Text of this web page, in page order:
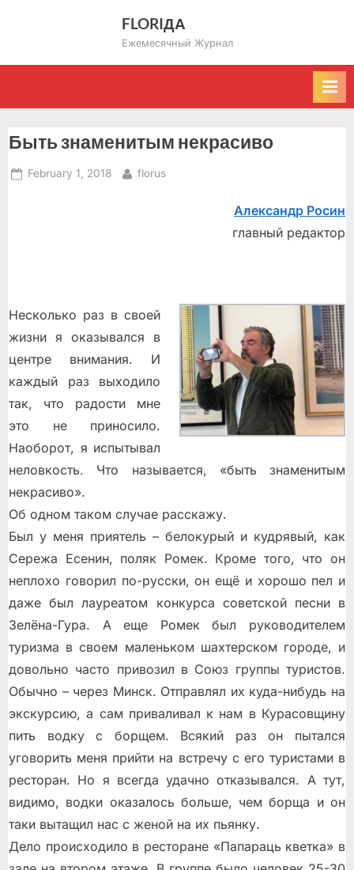
FLORIДА
Ежемесячный Журнал
Быть знаменитым некрасиво
Posted
February 1, 2018 By
florus
Александр Росин
главный редактор
Несколько раз в своей
жизни я оказывался в
центре внимания. И
каждый раз выходило
так, что радости мне
это не приносило.
Наоборот, я испытывал
неловкость. Что называется, «быть знаменитым
некрасиво».
Об одном таком случае расскажу.
Был у меня приятель – белокурый и кудрявый, как
Сережа Есенин, поляк Ромек. Кроме того, что он
неплохо говорил по-русски, он ещё и хорошо пел и
даже был лауреатом конкурса советской песни в
Зелёна-Гура. А еще Ромек был руководителем
туризма в своем маленьком шахтерском городе, и
довольно часто привозил в Союз группы туристов.
Обычно – через Минск. Отправлял их куда-нибудь на
экскурсию, а сам приваливал к нам в Курасовщину
пить водку с борщем. Всякий раз он пытался
уговорить меня прийти на встречу с его туристами в
ресторан. Но я всегда удачно отказывался. А тут,
видимо, водки оказалось больше, чем борща и он
таки вытащил нас с женой на их пьянку.
Дело происходило в ресторане «Папараць кветка» в